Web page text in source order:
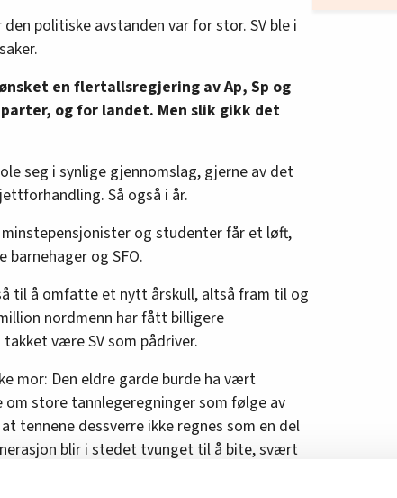
politiske avstanden var for stor. SV ble i
en flertallsregjering av Ap, Sp og
og for landet. Men slik gikk det
seg i synlige gjennomslag, gjerne av det
Så også i år.
og studenter får et løft,
og SFO.
til å omfatte et nytt årskull, altså fram til og
nordmenn har fått billigere
være SV som pådriver.
mor: Den eldre garde burde ha vært
store tannlegeregninger som følge av
tennene dessverre ikke regnes som en del
blir i stedet tvunget til å bite, svært